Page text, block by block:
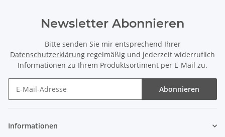
Newsletter Abonnieren
Bitte senden Sie mir entsprechend Ihrer
Datenschutzerklärung regelmäßig und jederzeit widerruflich
Informationen zu Ihrem Produktsortiment per E-Mail zu.
Abonnieren
Informationen